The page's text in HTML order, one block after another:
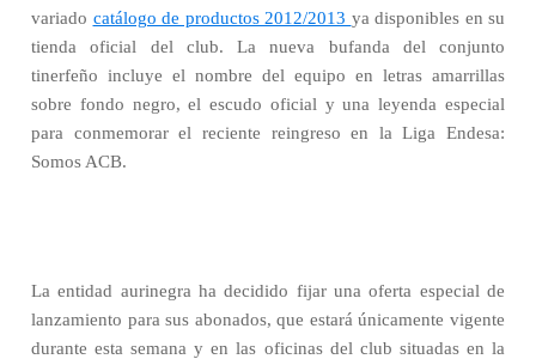
variado catálogo de productos 2012/2013 ya disponibles en su
tienda oficial del club. La nueva bufanda del conjunto
tinerfeño incluye el nombre del equipo en letras amarrillas
sobre fondo negro, el escudo oficial y una leyenda especial
para conmemorar el reciente reingreso en la Liga Endesa:
Somos ACB.
La entidad aurinegra ha decidido fijar una oferta especial de
lanzamiento para sus abonados, que estará únicamente vigente
durante esta semana y en las oficinas del club situadas en la